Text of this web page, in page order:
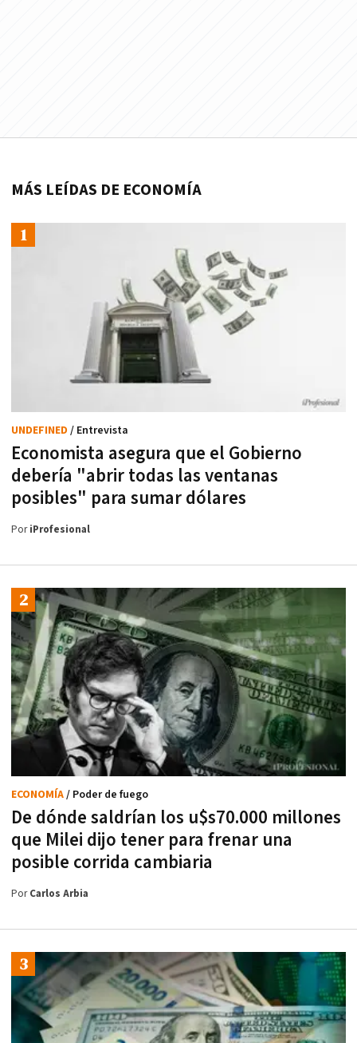
MÁS LEÍDAS DE ECONOMÍA
Economista asegura que el Gobierno
debería "abrir todas las ventanas
posibles" para sumar dólares
UNDEFINED / Entrevista
PoriProfesional
De dónde saldrían los u$s70.000 millones
que Milei dijo tener para frenar una
posible corrida cambiaria
ECONOMÍA/ Poder de fuego
PorCarlos Arbia